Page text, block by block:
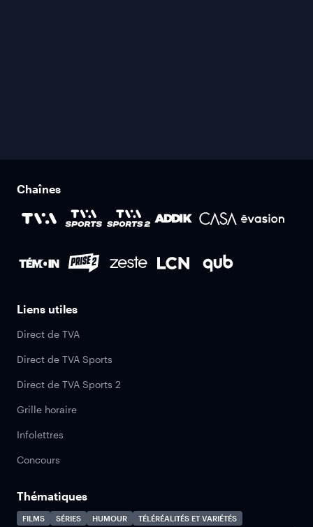
Chaînes
Liens utiles
Direct de TVA
Direct de TVA Sports
Direct de TVA Sports 2
Grille horaire
Infolettres
Concours
Thématiques
FILMS SÉRIES HUMOUR
TÉLÉRÉALITÉS ET VARIÉTÉS